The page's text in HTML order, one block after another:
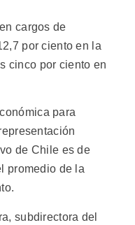
cargos de
por ciento en la
cinco por ciento en
para
de Chile es de
promedio de la
subdirectora del